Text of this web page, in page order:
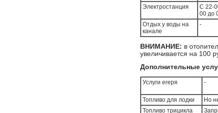
Электростанция
С 22-
00 до
Отдых у воды на
канале
-
ВНИМАНИЕ: в
увеличивается на 100
Дополнительные
Услуги егеря -
Топливо для лодки
Но
Топливо трицикла